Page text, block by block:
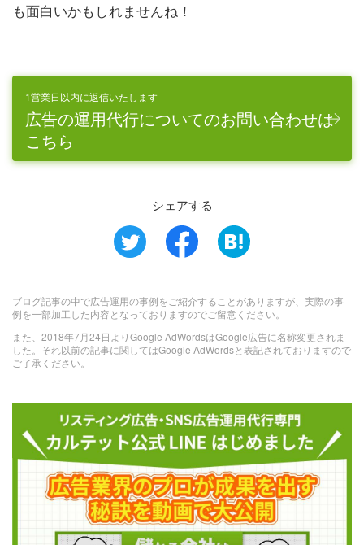
も面白いかもしれませんね！
1営業日以内に返信いたします
広告の運用代行についてのお問い合わせは
こちら
シェアする
ブログ記事の中で広告運用の事例をご紹介することがありますが、実際の事
例を一部加工した内容となっておりますのでご留意ください。
また、2018年7月24日よりGoogle AdWordsはGoogle広告に名称変更されま
した。それ以前の記事に関してはGoogle AdWordsと表記されておりますので
ご了承ください。